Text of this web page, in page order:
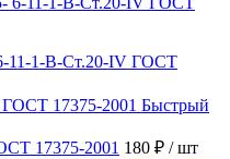
11-1-B-Ст.20-IV ГОСТ
Быстрый
17375-2001 180 ₽ / шт